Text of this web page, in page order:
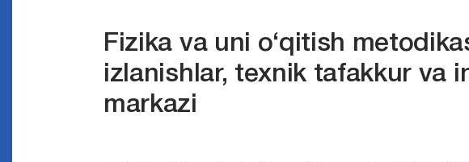
Fizika va uni o‘qitish
izlanishlar, texnik tafakkur va
markazi